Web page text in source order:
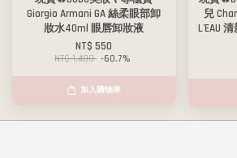
Giorgio Armani GA 絲柔眼部卸
妝水40ml 眼唇卸妝液
NT$ 550
NT$ 1,400 -60.7%
加入購物車
兒
L'EAU